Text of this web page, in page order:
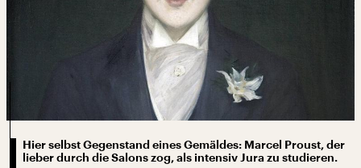
Hier selbst Gegenstand eines Gemäldes: Marcel Proust, der
lieber durch die Salons zog, als intensiv Jura zu studieren.